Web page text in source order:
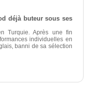
déjà buteur sous ses
Turquie. Après une fin
individuelles en
banni de sa sélection